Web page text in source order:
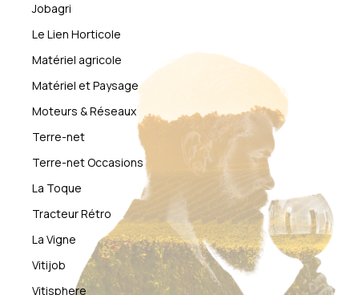
Jobagri
Le Lien Horticole
Matériel agricole
Matériel et Paysage
Moteurs & Réseaux
Terre-net
Terre-net Occasions
La Toque
Tracteur Rétro
La Vigne
Vitijob
Vitisphere